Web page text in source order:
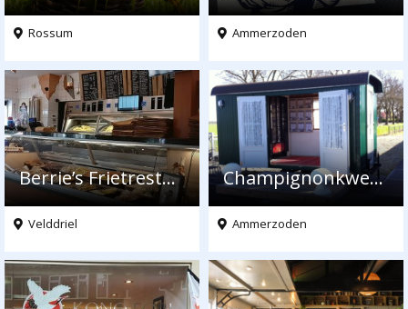
Rossum Ammerzoden
Berrie’s Frietrestaurant
Velddriel
Champignonkwekerijen de Hopwaag
Ammerzoden